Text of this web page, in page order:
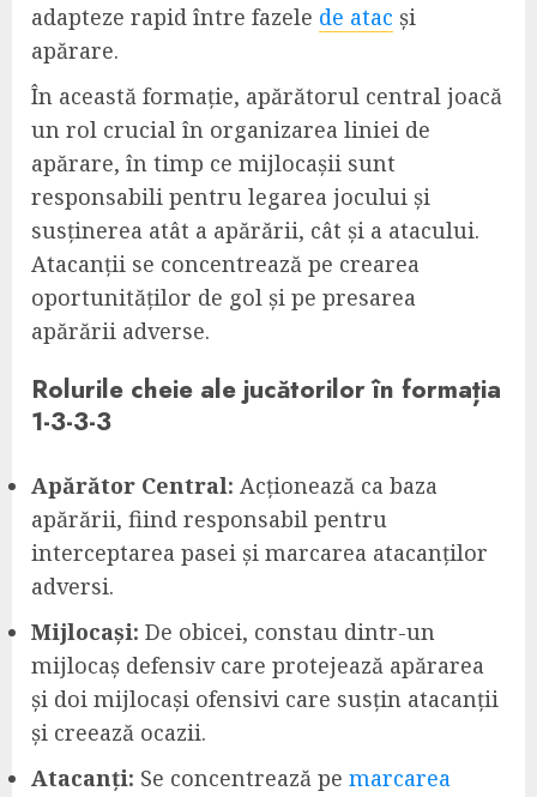
adapteze rapid între fazele de atac și
apărare.
În această formație, apărătorul central joacă
un rol crucial în organizarea liniei de
apărare, în timp ce mijlocașii sunt
responsabili pentru legarea jocului și
susținerea atât a apărării, cât și a atacului.
Atacanții se concentrează pe crearea
oportunităților de gol și pe presarea
apărării adverse.
Rolurile cheie ale jucătorilor în formația
1-3-3-3
Apărător Central: Acționează ca baza
apărării, fiind responsabil pentru
interceptarea pasei și marcarea atacanților
adversi.
Mijlocași: De obicei, constau dintr-un
mijlocaș defensiv care protejează apărarea
și doi mijlocași ofensivi care susțin atacanții
și creează ocazii.
Atacanți: Se concentrează pe marcarea